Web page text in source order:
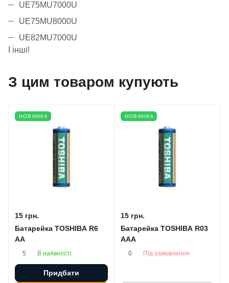
UE75MU7000U
UE75MU8000U
UE82MU7000U
І інші!
З цим товаром купують
НОВИНКА
15 грн.
Батарейка TOSHIBA R6
AA
5 В наявності
Придбати
НОВИНКА
15 грн.
Батарейка TOSHIBA R03
AAA
0 Під замовлення